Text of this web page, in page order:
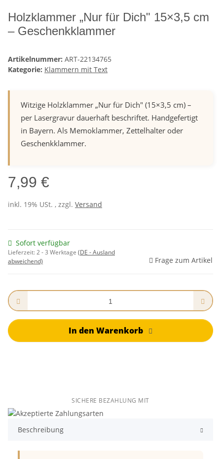
Holzklammer „Nur für Dich" 15×3,5 cm
– Geschenkklammer
Artikelnummer: ART-22134765
Kategorie: Klammern mit Text
Witzige Holzklammer „Nur für Dich" (15×3,5 cm) –
per Lasergravur dauerhaft beschriftet. Handgefertigt
in Bayern. Als Memoklammer, Zettelhalter oder
Geschenkklammer.
7,99 €
inkl. 19% USt. , zzgl. Versand
Sofort verfügbar
Lieferzeit:2 - 3 Werktage (DE - Ausland
abweichend)
Frage zum Artikel
In den Warenkorb
SICHERE BEZAHLUNG MIT
Beschreibung